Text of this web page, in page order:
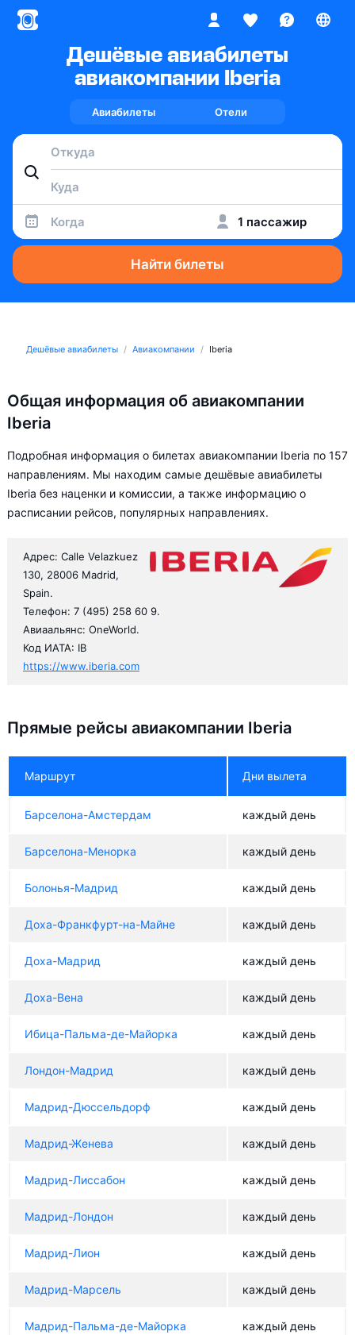
Дешёвые авиабилеты
авиакомпании Iberia
Авиабилеты Отели
Когда 1 пассажир
Найти билеты
Дешёвые авиабилеты Авиакомпании Iberia
Общая информация об авиакомпании
Iberia
Подробная информация о билетах авиакомпании Iberia по 157
направлениям. Мы находим самые дешёвые авиабилеты
Iberia без наценки и комиссии, а также информацию о
расписании рейсов, популярных направлениях.
Адрес: Calle Velazkuez
130, 28006 Madrid,
Spain.
Телефон: 7 (495) 258 60 9.
Авиаальянс: OneWorld.
Код ИАТА: IB
https://www.iberia.com
Прямые рейсы авиакомпании Iberia
Маршрут Дни вылета
Барселона-Амстердам каждый день
Барселона-Менорка каждый день
Болонья-Мадрид каждый день
Доха-Франкфурт-на-Майне каждый день
Доха-Мадрид каждый день
Доха-Вена каждый день
Ибица-Пальма-де-Майорка каждый день
Лондон-Мадрид каждый день
Мадрид-Дюссельдорф каждый день
Мадрид-Женева каждый день
Мадрид-Лиссабон каждый день
Мадрид-Лондон каждый день
Мадрид-Лион каждый день
Мадрид-Марсель каждый день
Мадрид-Пальма-де-Майорка каждый день